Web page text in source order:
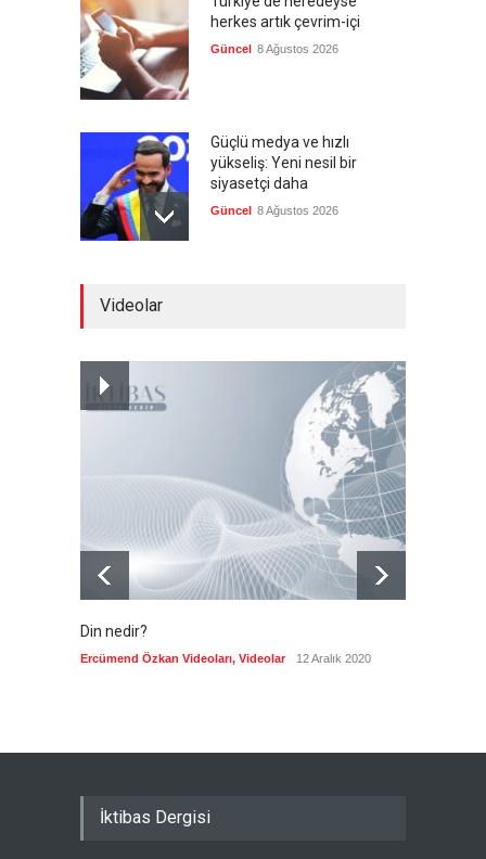
herkes artık çevrim-içi
Güncel 8 Ağustos 2026
Güçlü medya ve hızlı
yükseliş: Yeni nesil bir
siyasetçi daha
Güncel 8 Ağustos 2026
Kolombiya, solcu Petro'nun
yerine aşırı sağcı Espriella'yı
Güncel 8 Ağustos 2026
Videolar
Din nedir?
Ercümend Özkan Videoları, Videolar 12 Aralık 2020
İktibas Dergisi